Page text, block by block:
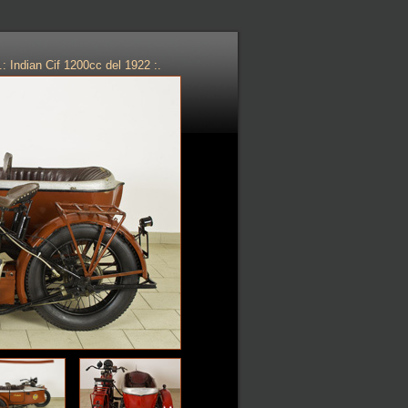
.: Indian Cif 1200cc del 1922 :.